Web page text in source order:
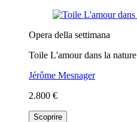
Opera della settimana
Toile L'amour dans la nature
Jérôme Mesnager
2.800 €
Scoprire